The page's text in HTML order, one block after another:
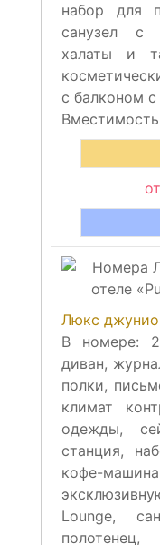
набор для
санузел с
халаты и
с балконом
Люкс
В номере:
диван,
полки,
климат
одежды,
станция,
кофе-
Lounge,